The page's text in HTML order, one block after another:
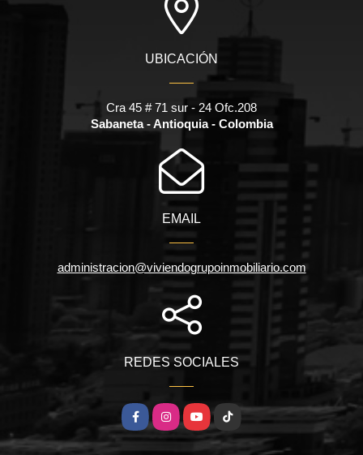
UBICACIÓN
Cra 45 # 71 sur - 24 Ofc.208
Sabaneta - Antioquia - Colombia
EMAIL
administracion@viviendogrupoinmobiliario.com
REDES SOCIALES
FacebookInstagramYouTubeTikTok